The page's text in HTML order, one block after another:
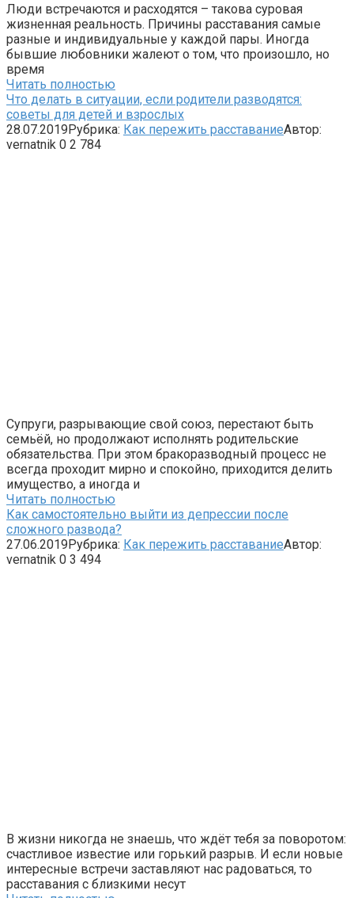
Люди встречаются и расходятся – такова суровая
жизненная реальность. Причины расставания самые
разные и индивидуальные у каждой пары. Иногда
бывшие любовники жалеют о том, что произошло, но
время
Читать полностью
Что делать в ситуации, если родители разводятся:
советы для детей и взрослых
28.07.2019Рубрика: Как пережить расставаниеАвтор:
vernatnik 0 2 784
Супруги, разрывающие свой союз, перестают быть
семьёй, но продолжают исполнять родительские
обязательства. При этом бракоразводный процесс не
всегда проходит мирно и спокойно, приходится делить
имущество, а иногда и
Читать полностью
Как самостоятельно выйти из депрессии после
сложного развода?
27.06.2019Рубрика: Как пережить расставаниеАвтор:
vernatnik 0 3 494
В жизни никогда не знаешь, что ждёт тебя за поворотом:
счастливое известие или горький разрыв. И если новые
интересные встречи заставляют нас радоваться, то
расставания с близкими несут